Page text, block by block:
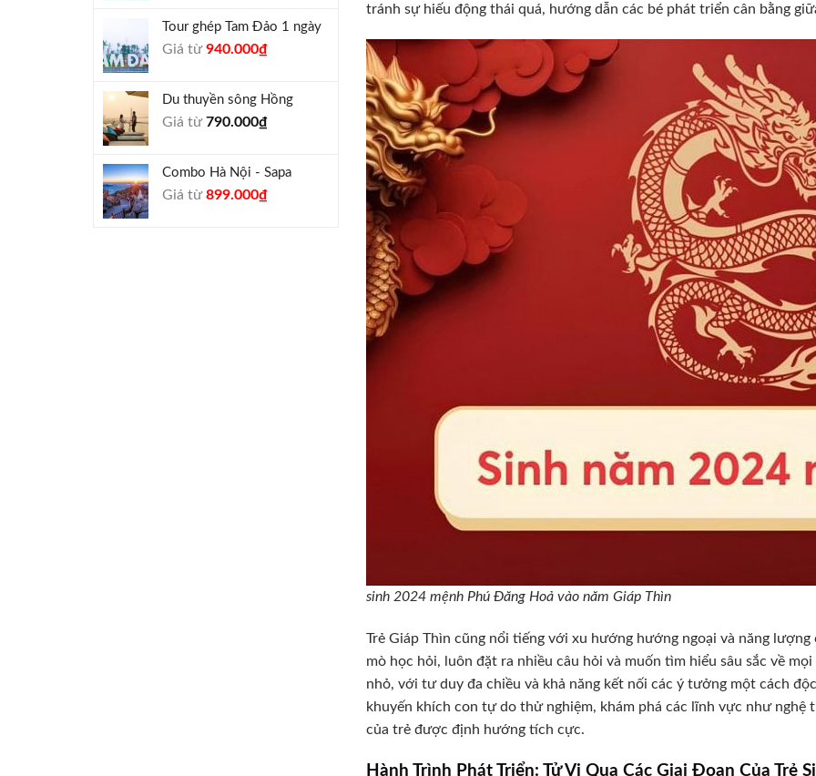
1.800.000₫. là:
Tour ghép Tam Đảo 1 ngày
Giá từGiá
1.000.000₫.
940.000₫Giá
là:
Du thuyền sông Hồng
Giá từ790.000₫
Combo Hà Nội - Sapa
Giá từGiá
899.000₫Giá
tránh sự hiếu động thái quá, hướng dẫn các bé phát triển cân bằng
sinh 2024 mệnh Phú Đăng Hoả vào năm Giáp Thìn
Trẻ Giáp Thìn cũng nổi tiếng với xu hướng hướng ngoại và năng
mò học hỏi, luôn đặt ra nhiều câu hỏi và muốn tìm hiểu sâu sắc về
nhỏ, với tư duy đa chiều và khả năng kết nối các ý tưởng một cách
khuyến khích con tự do thử nghiệm, khám phá các lĩnh vực như nghệ
của trẻ được định hướng tích cực.
Hành Trình Phát Triển: Tử Vi Qua Các Giai Đoạn Của Trẻ